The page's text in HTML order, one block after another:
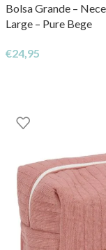
Bolsa Grande –
Large – Pure Bege
€24,95